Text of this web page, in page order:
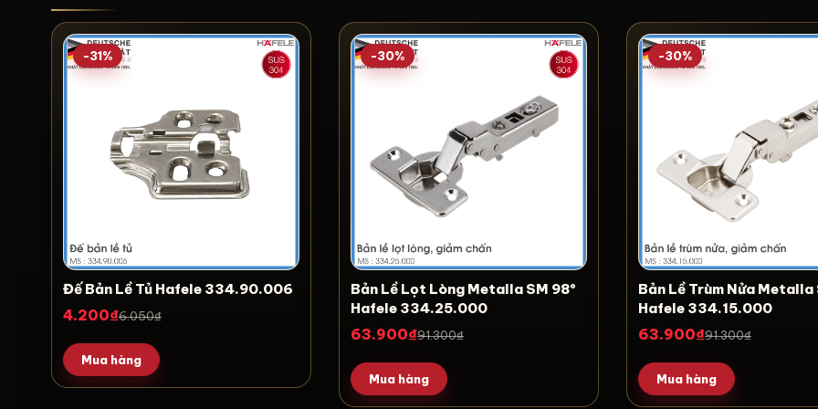
-31%
Đế Bản Lề Tủ Hafele 334.90.006
4.200₫6.050₫
Mua hàng
-30%
Bản Lề Lọt Lòng Metalla SM 98º
Hafele 334.25.000
63.900₫91.300₫
Mua hàng
-30%
Bản Lề Trùm Nửa Metalla
Hafele 334.15.000
63.900₫91.300₫
Mua hàng